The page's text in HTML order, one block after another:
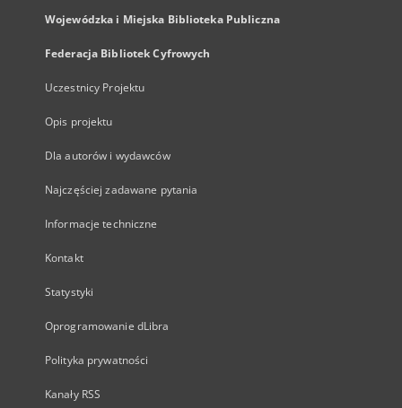
Wojewódzka i Miejska Biblioteka Publiczna
Federacja Bibliotek Cyfrowych
Uczestnicy Projektu
Opis projektu
Dla autorów i wydawców
Najczęściej zadawane pytania
Informacje techniczne
Kontakt
Statystyki
Oprogramowanie dLibra
Polityka prywatności
Kanały RSS